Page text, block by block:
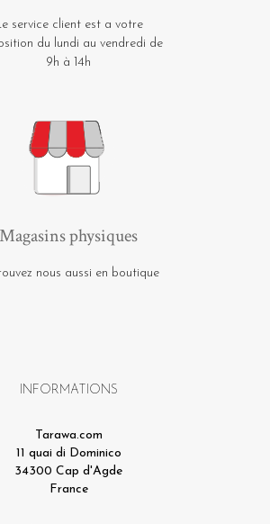
service client est a votre
du lundi au vendredi de
9h à 14h
Magasins physiques
nous aussi en boutique
INFORMATIONS
Tarawa.com
11 quai di Dominico
34300 Cap d'Agde
France